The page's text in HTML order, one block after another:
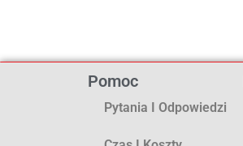
Pomoc
Pytania I Odpowiedzi